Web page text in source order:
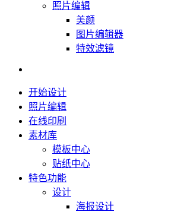
照片编辑
美颜
图片编辑器
特效滤镜
开始设计
照片编辑
在线印刷
素材库
模板中心
贴纸中心
特色功能
设计
海报设计